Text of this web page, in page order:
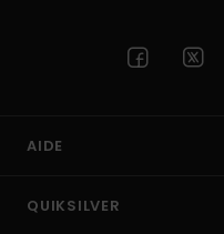
AIDE
QUIKSILVER